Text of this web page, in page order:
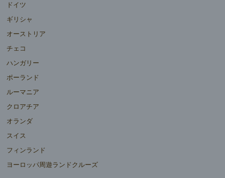
ドイツ
ギリシャ
オーストリア
チェコ
ハンガリー
ポーランド
ルーマニア
クロアチア
オランダ
スイス
フィンランド
ヨーロッパ周遊ランドクルーズ